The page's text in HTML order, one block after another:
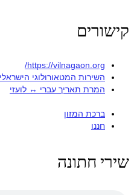
קישורים
https://vilnagaon.org/
השירות המטאורולוגי הישראלי
המרת תאריך עברי ↔ לועזי
ברכת המזון
חננו
שירי חתונה